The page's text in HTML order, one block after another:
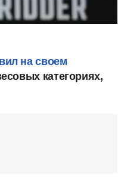
на своем
категориях,